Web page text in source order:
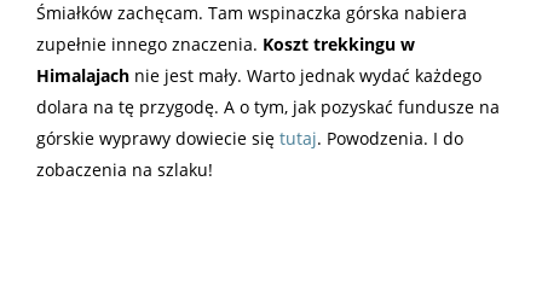
Śmiałków zachęcam. Tam wspinaczka górska nabiera
zupełnie innego znaczenia. Koszt trekkingu w
Himalajach nie jest mały. Warto jednak wydać każdego
dolara na tę przygodę. A o tym, jak pozyskać fundusze na
górskie wyprawy dowiecie się tutaj. Powodzenia. I do
zobaczenia na szlaku!